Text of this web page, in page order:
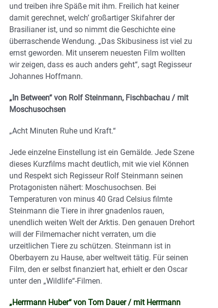
und treiben ihre Späße mit ihm. Freilich hat keiner
damit gerechnet, welch’ großartiger Skifahrer der
Brasilianer ist, und so nimmt die Geschichte eine
überraschende Wendung. „Das Skibusiness ist viel zu
ernst geworden. Mit unserem neuesten Film wollten
wir zeigen, dass es auch anders geht“, sagt Regisseur
Johannes Hoffmann.
„In Between“ von Rolf Steinmann, Fischbachau / mit
Moschusochsen
„Acht Minuten Ruhe und Kraft.“
Jede einzelne Einstellung ist ein Gemälde. Jede Szene
dieses Kurzfilms macht deutlich, mit wie viel Können
und Respekt sich Regisseur Rolf Steinmann seinen
Protagonisten nähert: Moschusochsen. Bei
Temperaturen von minus 40 Grad Celsius filmte
Steinmann die Tiere in ihrer gnadenlos rauen,
unendlich weiten Welt der Arktis. Den genauen Drehort
will der Filmemacher nicht verraten, um die
urzeitlichen Tiere zu schützen. Steinmann ist in
Oberbayern zu Hause, aber weltweit tätig. Für seinen
Film, den er selbst finanziert hat, erhielt er den Oscar
unter den „Wildlife“-Filmen.
„Herrmann Huber“ von Tom Dauer / mit Herrmann